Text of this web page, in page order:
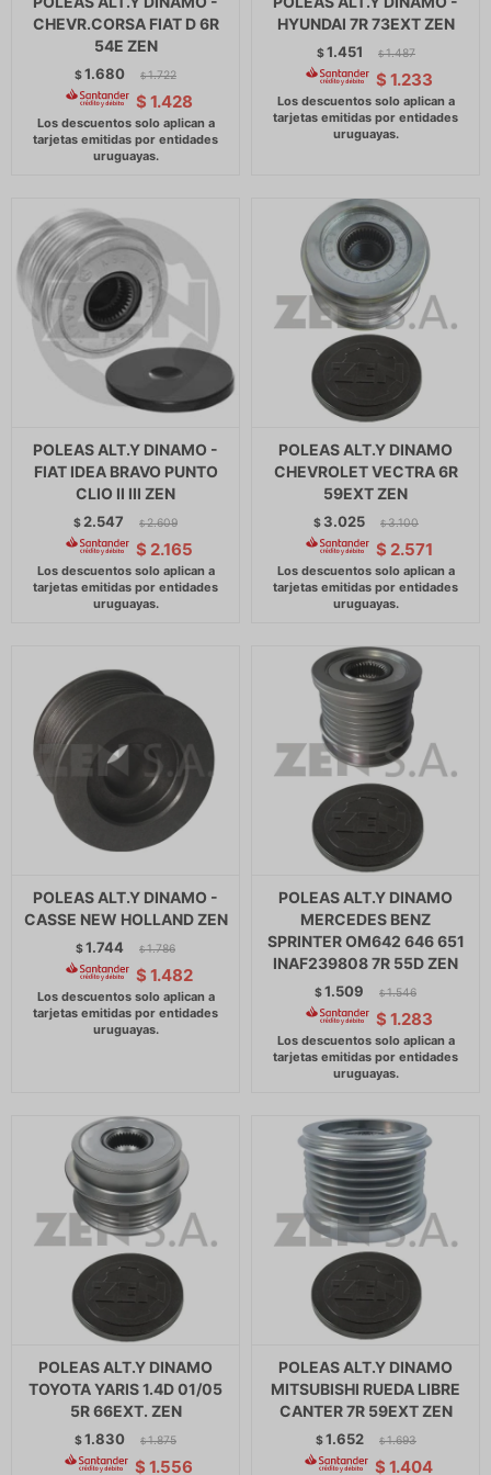
CHEVR.CORSA FIAT D 6R
54E ZEN
$1.680 $ 1.722
$ 1.428
HYUNDAI 7R 73EXT ZEN
$1.451 $ 1.487
$ 1.233
POLEAS ALT.Y DINAMO -
FIAT IDEA BRAVO PUNTO
CLIO II III ZEN
$ 2.547 $ 2.609
$ 2.165
POLEAS ALT.Y DINAMO
CHEVROLET VECTRA 6R
59EXT ZEN
$ 3.025 $ 3.100
$ 2.571
POLEAS ALT.Y DINAMO -
CASSE NEW HOLLAND ZEN
$1.744 $ 1.786
$ 1.482
POLEAS ALT.Y DINAMO
MERCEDES BENZ
SPRINTER OM642 646 651
INAF239808 7R 55D ZEN
$1.509 $ 1.546
$ 1.283
POLEAS ALT.Y DINAMO
TOYOTA YARIS 1.4D 01/05
5R 66EXT. ZEN
$1.830 $ 1.875
$ 1.556
POLEAS ALT.Y DINAMO
MITSUBISHI RUEDA LIBRE
CANTER 7R 59EXT ZEN
$1.652 $ 1.693
$ 1.404